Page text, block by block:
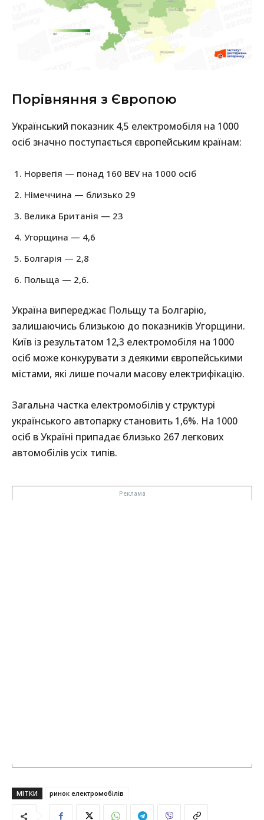
Порівняння з Європою
Український показник 4,5 електромобіля на 1000
осіб значно поступається європейським країнам:
Норвегія — понад 160 BEV на 1000 осіб
Німеччина — близько 29
Велика Британія — 23
Угорщина — 4,6
Болгарія — 2,8
Польща — 2,6.
Україна випереджає Польщу та Болгарію,
залишаючись близькою до показників Угорщини.
Київ із результатом 12,3 електромобіля на 1000
осіб може конкурувати з деякими європейськими
містами, які лише почали масову електрифікацію.
Загальна частка електромобілів у структурі
українського автопарку становить 1,6%. На 1000
осіб в Україні припадає близько 267 легкових
автомобілів усіх типів.
МІТКИ ринок електромобілів